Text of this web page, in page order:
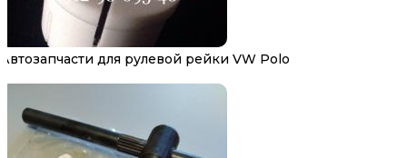
Автозапчасти для рулевой рейки VW Polo